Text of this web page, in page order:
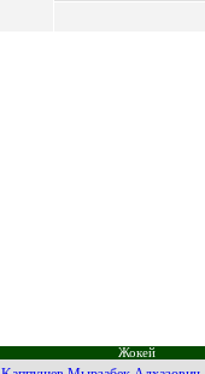
Жокей